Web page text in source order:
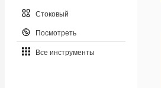
Стоковый
Посмотреть
Все инструменты